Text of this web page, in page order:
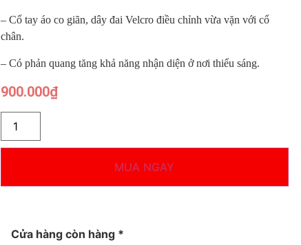
– Cổ tay áo co giãn, dây đai Velcro điều chỉnh vừa vặn với cổ
chân.
– Có phản quang tăng khả năng nhận diện ở nơi thiếu sáng.
900.000₫
MUA NGAY
Cửa hàng còn hàng *